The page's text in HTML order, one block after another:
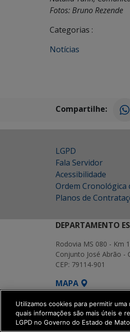
Fotos: Bruno Rezende
Categorias :
Notícias
Compartilhe:
LGPD
Fala Servidor
Acessibilidade
Ordem Cronológica
Planos de
DEPARTAMENTO
Rodovia MS 080 - Km
Conjunto José Abrão -
CEP: 79114-901
MAPA
SETDIG |
get_footer();
Utilizamos cookies para permitir
quais informações são mais úteis e
LGPD no Governo do Estado de